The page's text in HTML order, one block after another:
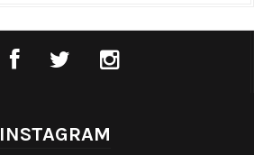
INSTAGRAM